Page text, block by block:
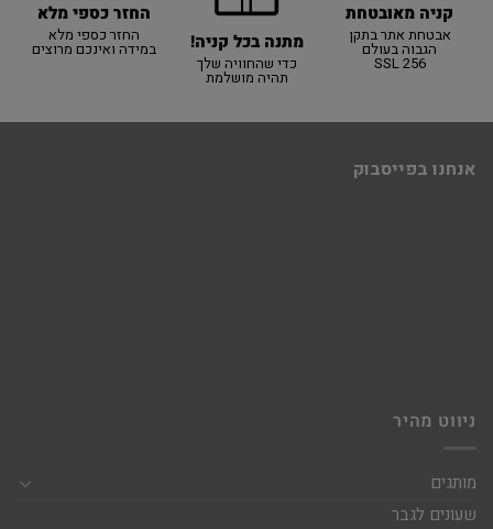
קניה מאובטחת
אבטחת אתר בתקן
הגבוה בעולם
SSL 256
מתנה בכל קניה!
כדי שהחוויה שלך
תהיה מושלמת
החזר כספי מלא
החזר כספי מלא
במידה ואינכם מרוצים
אנחנו בפייסבוק
ניווט מהיר
מותגים
שעונים לגבר